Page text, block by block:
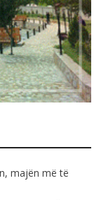
majën më të